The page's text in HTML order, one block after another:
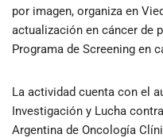
por imagen, organiza en
actualización en cáncer de
Programa de Screening en
La actividad cuenta con el
Investigación y Lucha
Argentina de Oncología